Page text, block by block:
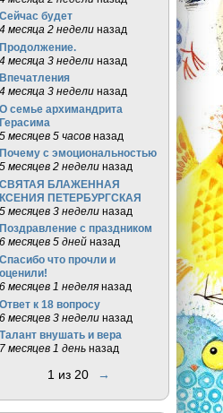
Сейчас будет
4 месяца 2 неделиназад
Продолжение.
4 месяца 3 неделиназад
Впечатления
4 месяца 3 неделиназад
О семье архимандрита
Герасима
5 месяцев 5 часовназад
Почему с эмоциональностью
5 месяцев 2 неделиназад
СВЯТАЯ БЛАЖЕННАЯ
КСЕНИЯ ПЕТЕРБУРГСКАЯ
5 месяцев 3 неделиназад
Поздравление с праздником
6 месяцев 5 днейназад
Спасибо что прочли и
оценили!
6 месяцев 1 неделяназад
Ответ к 18 вопросу
6 месяцев 3 неделиназад
Талант внушать и вера
7 месяцев 1 деньназад
1 из 20 →